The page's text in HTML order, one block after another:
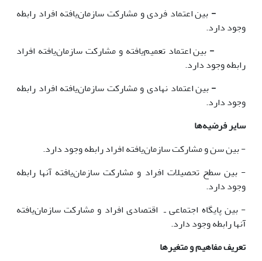
- بین اعتماد فردی و مشارکت سازمان‌یافته افراد رابطه
وجود دارد.
-بین اعتماد تعمیم‌یافته و مشارکت سازمان‌یافته افراد
رابطه وجود دارد.
-بین اعتماد نهادی و مشارکت سازمان‌یافته افراد رابطه
وجود دارد.
سایر فرضیه‌ها
- بین سن و مشارکت سازمان‌یافته افراد رابطه وجود دارد.
- بین سطح تحصیلات افراد و مشارکت سازمان‌یافته آنها رابطه
وجود دارد.
- بین پایگاه اجتماعی ـ اقتصادی افراد و مشارکت سازمان‌یافته
آنها رابطه وجود دارد.
تعریف مفاهیم و متغیرها